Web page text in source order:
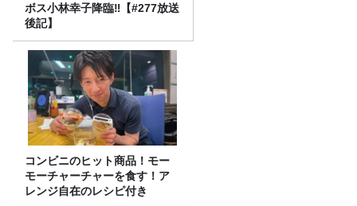
ボス小林幸子降臨‼【#277放送
後記】
コンビニのヒット商品！モー
モーチャーチャーを食す！ア
レンジ自在のレシピ付き